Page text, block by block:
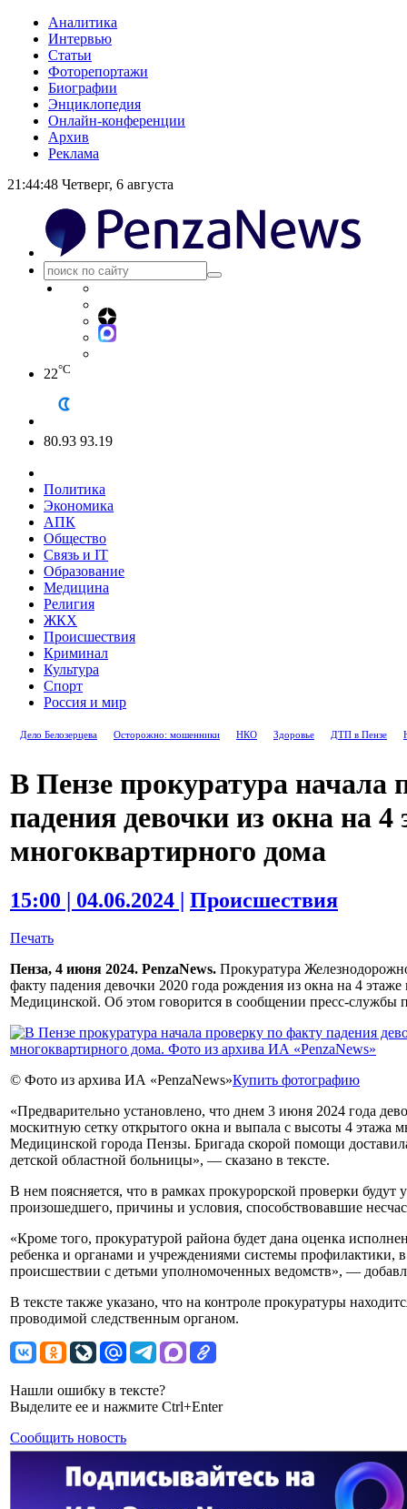
Аналитика
Интервью
Статьи
Фоторепортажи
Биографии
Энциклопедия
Онлайн-конференции
Архив
Реклама
21:44:49 Четверг, 6 августа
22°C
80.93 93.19
Политика
Экономика
АПК
Общество
Связь и IT
Образование
Медицина
Религия
ЖКХ
Происшествия
Криминал
Культура
Спорт
Россия и мир
Дело Белозерцева Осторожно: мошенники НКО Здоровье ДТП в Пензе
В Пензе прокуратура начала
падения девочки из окна на 4
многоквартирного дома
15:00 | 04.06.2024 | Происшествия
Печать
Пенза, 4 июня 2024. PenzaNews. Прокуратура
факту падения девочки 2020 года рождения из окна на 4
Медицинской. Об этом говорится в сообщении пресс-службы
© Фото из архива ИА «PenzaNews»Купить фотографию
«Предварительно установлено, что днем 3 июня 2024 года
москитную сетку открытого окна и выпала с высоты 4 этажа
Медицинской города Пензы. Бригада скорой помощи
детской областной больницы», — сказано в тексте.
В нем поясняется, что в рамках прокурорской проверки будут
произошедшего, причины и условия, способствовавшие
«Кроме того, прокуратурой района будет дана оценка
ребенка и органами и учреждениями системы профилактики,
происшествии с детьми уполномоченных ведомств», —
В тексте также указано, что на контроле прокуратуры
проводимой следственным органом.
Нашли ошибку в тексте?
Выделите ее и нажмите Ctrl+Enter
Сообщить новость